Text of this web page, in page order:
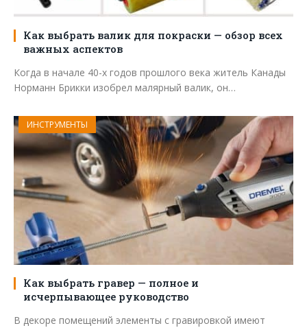
Как выбрать валик для покраски — обзор всех
важных аспектов
Когда в начале 40-х годов прошлого века житель Канады
Норманн Брикки изобрел малярный валик, он…
ИНСТРУМЕНТЫ
Как выбрать гравер — полное и
исчерпывающее руководство
В декоре помещений элементы с гравировкой имеют